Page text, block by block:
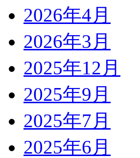
2026年4月
2026年3月
2025年12月
2025年9月
2025年7月
2025年6月